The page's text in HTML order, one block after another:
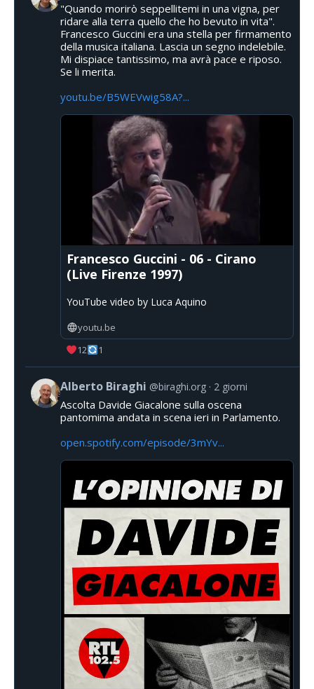
"Quando morirò seppellitemi in una vigna, per
ridare alla terra quello che ho bevuto in vita".
Francesco Guccini era una stella per firmamento
della musica italiana. Lascia un segno indelebile.
Mi dispiace tantissimo, ma avrà pace e riposo.
Se li merita.
youtu.be/B5WEVwig58A?...
Francesco Guccini - 06 - Cirano
(Live Firenze 1997)
YouTube video by Luca Aquino
youtu.be
12
1
Alberto Biraghi @biraghi.org 2 giorni
Ascolta Davide Giacalone sulla oscena
pantomima andata in scena ieri in Parlamento.
open.spotify.com/episode/3mYv...